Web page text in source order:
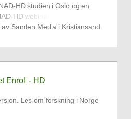
HD studien i Oslo og en
HD webinaret den 14.4.26.
Sanden Media i Kristiansand.
gang der.
Enroll - HD
Les om forskning i Norge